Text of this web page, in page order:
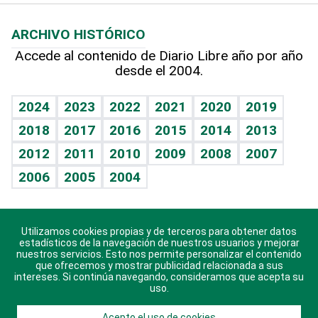
Hablando con el pediatra
Vida y familia
Eñe
Celebrando la vida
Sin complejos
En pocas palabras
Escuchando al corazón
Economía Personal
Línea de hit
TBT Deportivo
Hecho en casa
Guía del dinero
Cumpleaños
Horóscopos
Crucigramas
ARCHIVO HISTÓRICO
Accede al contenido de Diario Libre año por año
desde el 2004.
2024 2023 2022 2021 2020
2019
2018
2017 2016 2015 2014
2013
2012
2011 2010 2009 2008
2007
2006
2005 2004
Descarga nuestras aplicaciones para Android, iOS y
sistema Huawei.
Utilizamos cookies propias y de terceros para obtener datos
estadísticos de la navegación de nuestros usuarios y mejorar
nuestros servicios. Esto nos permite personalizar el contenido
que ofrecemos y mostrar publicidad relacionada a sus
intereses. Si continúa navegando, consideramos que acepta su
uso.